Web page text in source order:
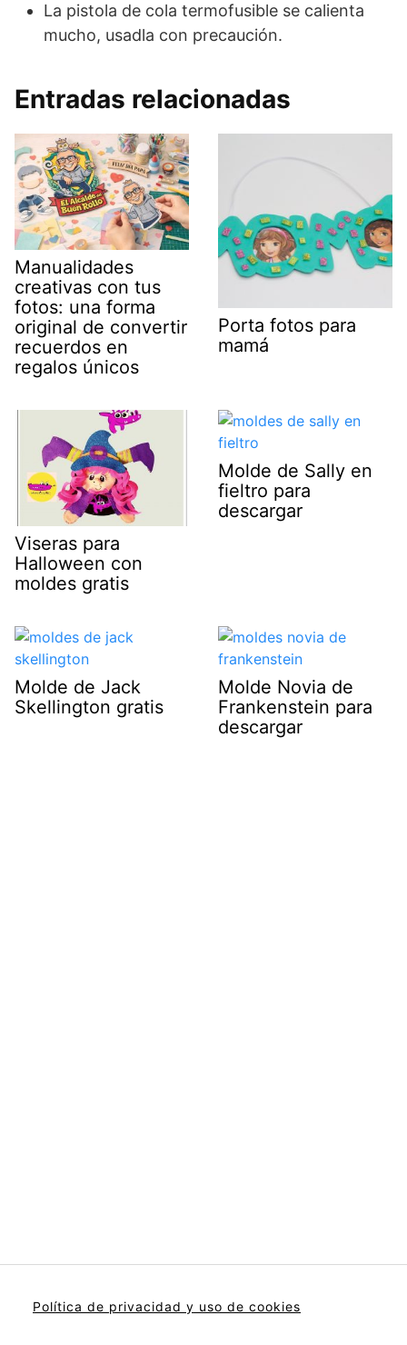
La pistola de cola termofusible se calienta
mucho, usadla con precaución.
Entradas relacionadas
Manualidades
creativas con tus
fotos: una forma
original de convertir
recuerdos en
regalos únicos
Porta fotos para
mamá
Viseras para
Halloween con
moldes gratis
Molde de Sally en
fieltro para
descargar
Molde de Jack
Skellington gratis
Molde Novia de
Frankenstein para
descargar
Política de privacidad y uso de cookies